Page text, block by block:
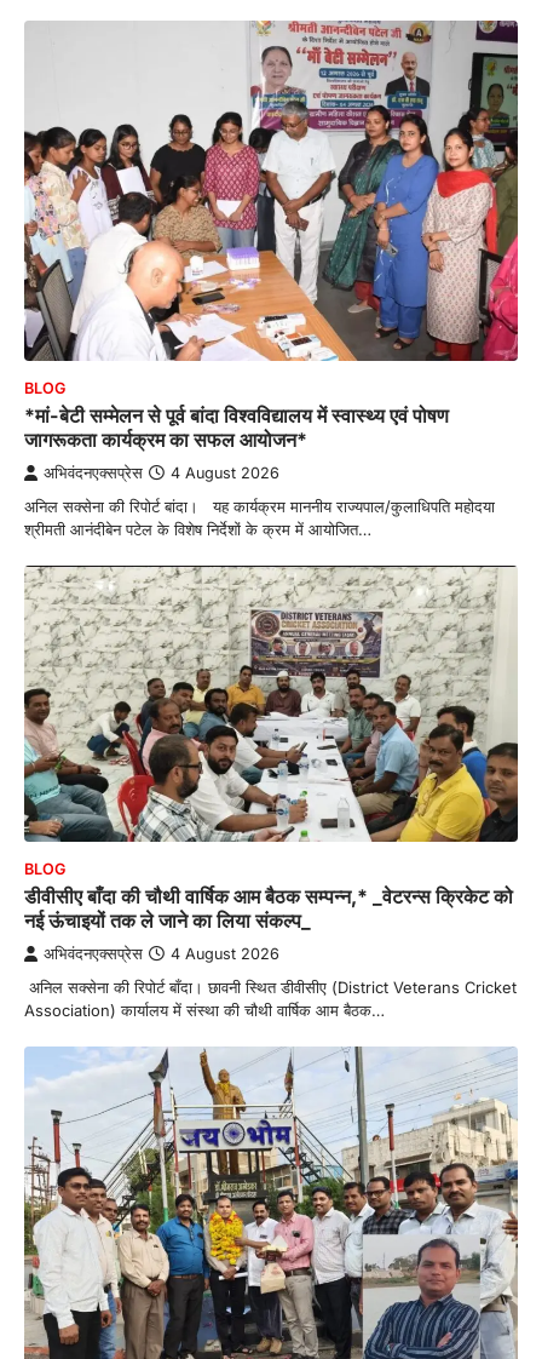
BLOG
*मां-बेटी सम्मेलन से पूर्व बांदा विश्वविद्यालय में स्वास्थ्य एवं पोषण
जागरूकता कार्यक्रम का सफल आयोजन*
अभिवंदनएक्सप्रेस 4 August 2026
अनिल सक्सेना की रिपोर्ट बांदा। यह कार्यक्रम माननीय राज्यपाल/कुलाधिपति महोदया
श्रीमती आनंदीबेन पटेल के विशेष निर्देशों के क्रम में आयोजित…
BLOG
डीवीसीए बाँदा की चौथी वार्षिक आम बैठक सम्पन्न,* _वेटरन्स क्रिकेट को
नई ऊंचाइयों तक ले जाने का लिया संकल्प_
अभिवंदनएक्सप्रेस 4 August 2026
अनिल सक्सेना की रिपोर्ट बाँदा। छावनी स्थित डीवीसीए (District Veterans Cricket
Association) कार्यालय में संस्था की चौथी वार्षिक आम बैठक…